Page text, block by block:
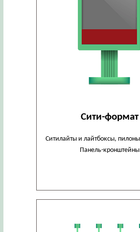
Сити-формат
Ситилайты и лайтбоксы,
Панель-кронштейны